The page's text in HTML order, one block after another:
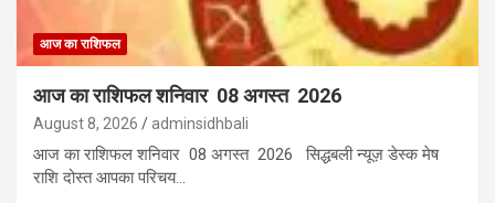
आज का राशिफल
आज का राशिफल शनिवार 08 अगस्त 2026
August 8, 2026 adminsidhbali
आज का राशिफल शनिवार 08 अगस्त 2026 सिद्धबली न्यूज़ डेस्क मेष
राशि दोस्त आपका परिचय…